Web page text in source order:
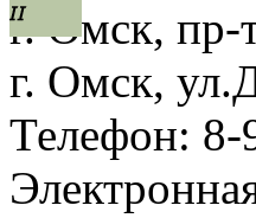
г. Омск, пр-
г. Омск,
Телефон: 8-